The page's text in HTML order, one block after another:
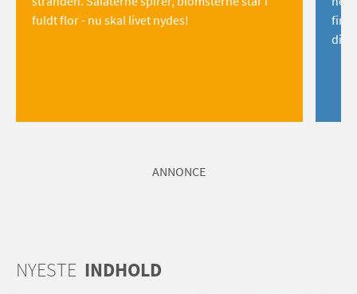
fuldt flor - nu skal livet nydes!
find
dig!
ANNONCE
NYESTE INDHOLD